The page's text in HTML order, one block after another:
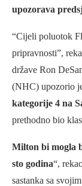
upozorava
“Cijeli poluotok
pripravnosti”,
države Ron
(NHC) upozorio
kategorije 4 na
prethodno bio
Milton bi mogla
sto godina“,
sastanka sa